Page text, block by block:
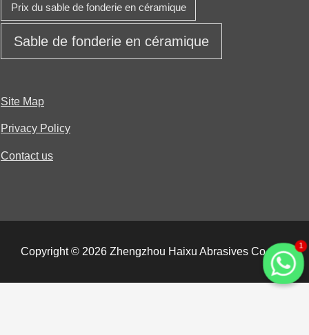
Prix ​​du sable de fonderie en céramique
Sable de fonderie en céramique
Site Map
Privacy Policy
Contact us
Copyright © 2026 Zhengzhou Haixu Abrasives Co., Ltd 1